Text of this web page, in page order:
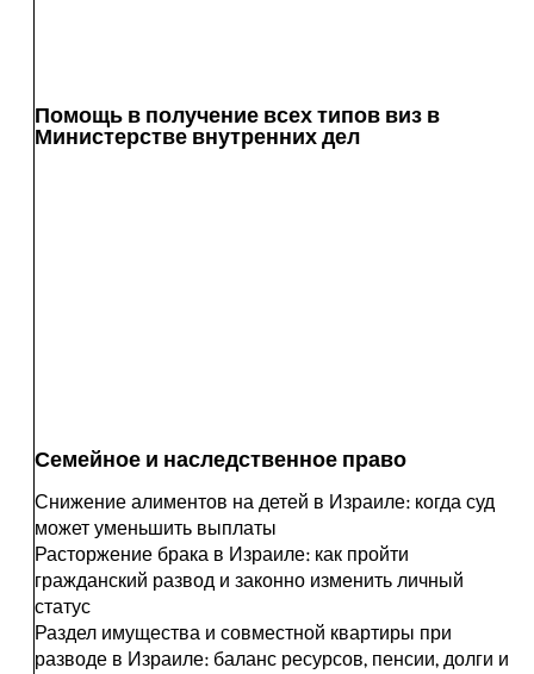
Помощь в получение всех типов виз в
Министерстве внутренних дел
Семейное и наследственное право
Снижение алиментов на детей в Израиле: когда суд
может уменьшить выплаты
Расторжение брака в Израиле: как пройти
гражданский развод и законно изменить личный
статус
Раздел имущества и совместной квартиры при
разводе в Израиле: баланс ресурсов, пенсии, долги и